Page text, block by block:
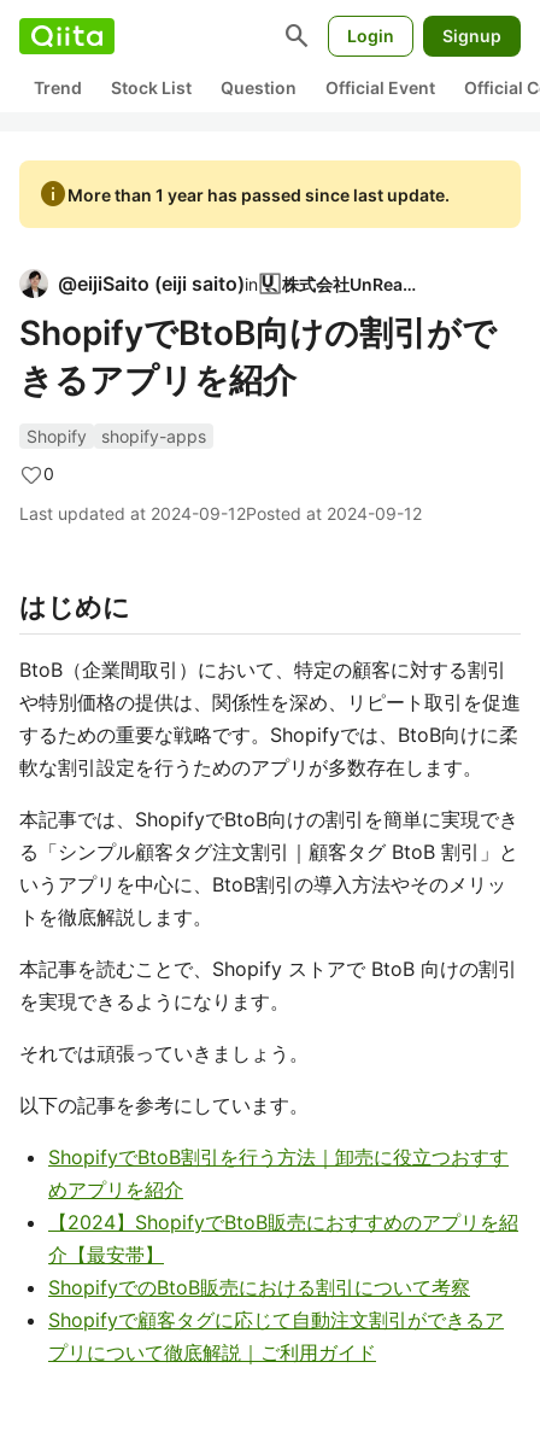
search Login Signup
Trend Stock List Question Official Event Official
infoMore than 1 year has passed since last update.
@eijiSaito (eiji saito)in 株式会社UnReact
ShopifyでBtoB向けの割引がで
きるアプリを紹介
Shopify
shopify-apps
0
Last updated at 2024-09-12Posted at 2024-09-12
はじめに
BtoB（企業間取引）において、特定の顧客に対する割引
や特別価格の提供は、関係性を深め、リピート取引を促進
するための重要な戦略です。Shopifyでは、BtoB向けに柔
軟な割引設定を行うためのアプリが多数存在します。
本記事では、ShopifyでBtoB向けの割引を簡単に実現でき
る「シンプル顧客タグ注文割引｜顧客タグ BtoB 割引」と
いうアプリを中心に、BtoB割引の導入方法やそのメリッ
トを徹底解説します。
本記事を読むことで、Shopify ストアで BtoB 向けの割引
を実現できるようになります。
それでは頑張っていきましょう。
以下の記事を参考にしています。
ShopifyでBtoB割引を行う方法｜卸売に役立つおすす
めアプリを紹介
【2024】ShopifyでBtoB販売におすすめのアプリを紹
介【最安帯】
ShopifyでのBtoB販売における割引について考察
Shopifyで顧客タグに応じて自動注文割引ができるア
プリについて徹底解説｜ご利用ガイド